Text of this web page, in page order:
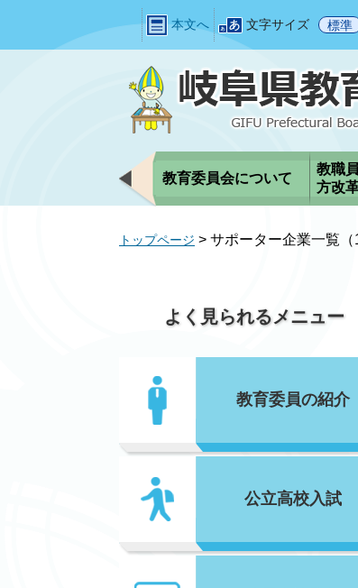
ジ
ュ
本
本文へ 文字サイズ 標準
教育委員会について
教職
方改
トップページ > サポーター企業一覧（
よく見られるメニュー
教育委員の紹介
公立高校入試